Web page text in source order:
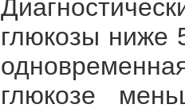
глюкозы ниже
глюкозе